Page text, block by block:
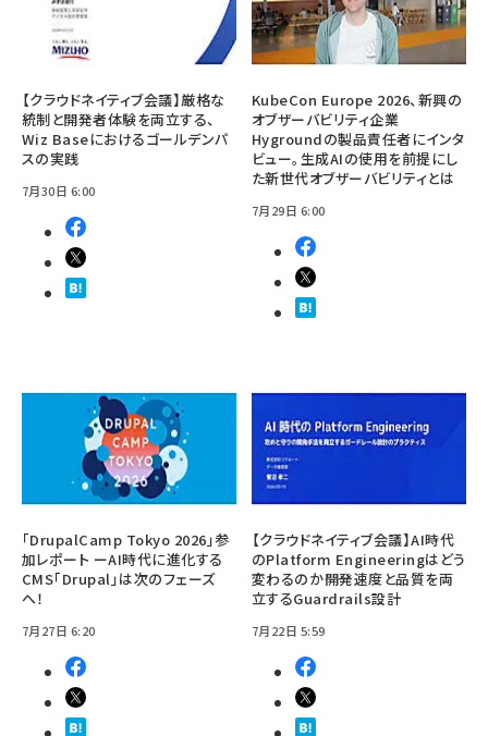
【クラウドネイティブ会議】厳格な
統制と開発者体験を両立する、
Wiz Baseにおけるゴールデンパ
スの実践
7月30日 6:00
KubeCon Europe 2026、新興の
オブザーバビリティ企業
Hygroundの製品責任者にインタ
ビュー。生成AIの使用を前提にし
た新世代オブザーバビリティとは
7月29日 6:00
「DrupalCamp Tokyo 2026」参
加レポート ーAI時代に進化する
CMS「Drupal」は次のフェーズ
へ！
7月27日 6:20
【クラウドネイティブ会議】AI時代
のPlatform Engineeringはどう
変わるのか――開発速度と品質を両
立するGuardrails設計
7月22日 5:59